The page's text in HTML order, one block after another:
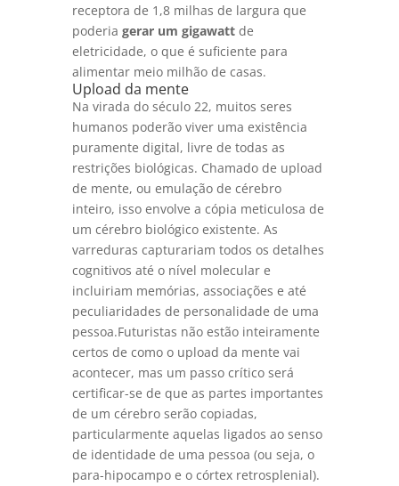
receptora de 1,8 milhas de largura que
poderia gerar um gigawatt de
eletricidade, o que é suficiente para
alimentar meio milhão de casas.
Upload da mente
Na virada do século 22, muitos seres
humanos poderão viver uma existência
puramente digital, livre de todas as
restrições biológicas. Chamado de upload
de mente, ou emulação de cérebro
inteiro, isso envolve a cópia meticulosa de
um cérebro biológico existente. As
varreduras capturariam todos os detalhes
cognitivos até o nível molecular e
incluiriam memórias, associações e até
peculiaridades de personalidade de uma
pessoa.Futuristas não estão inteiramente
certos de como o upload da mente vai
acontecer, mas um passo crítico será
certificar-se de que as partes importantes
de um cérebro serão copiadas,
particularmente aquelas ligados ao senso
de identidade de uma pessoa (ou seja, o
para-hipocampo e o córtex retrosplenial).